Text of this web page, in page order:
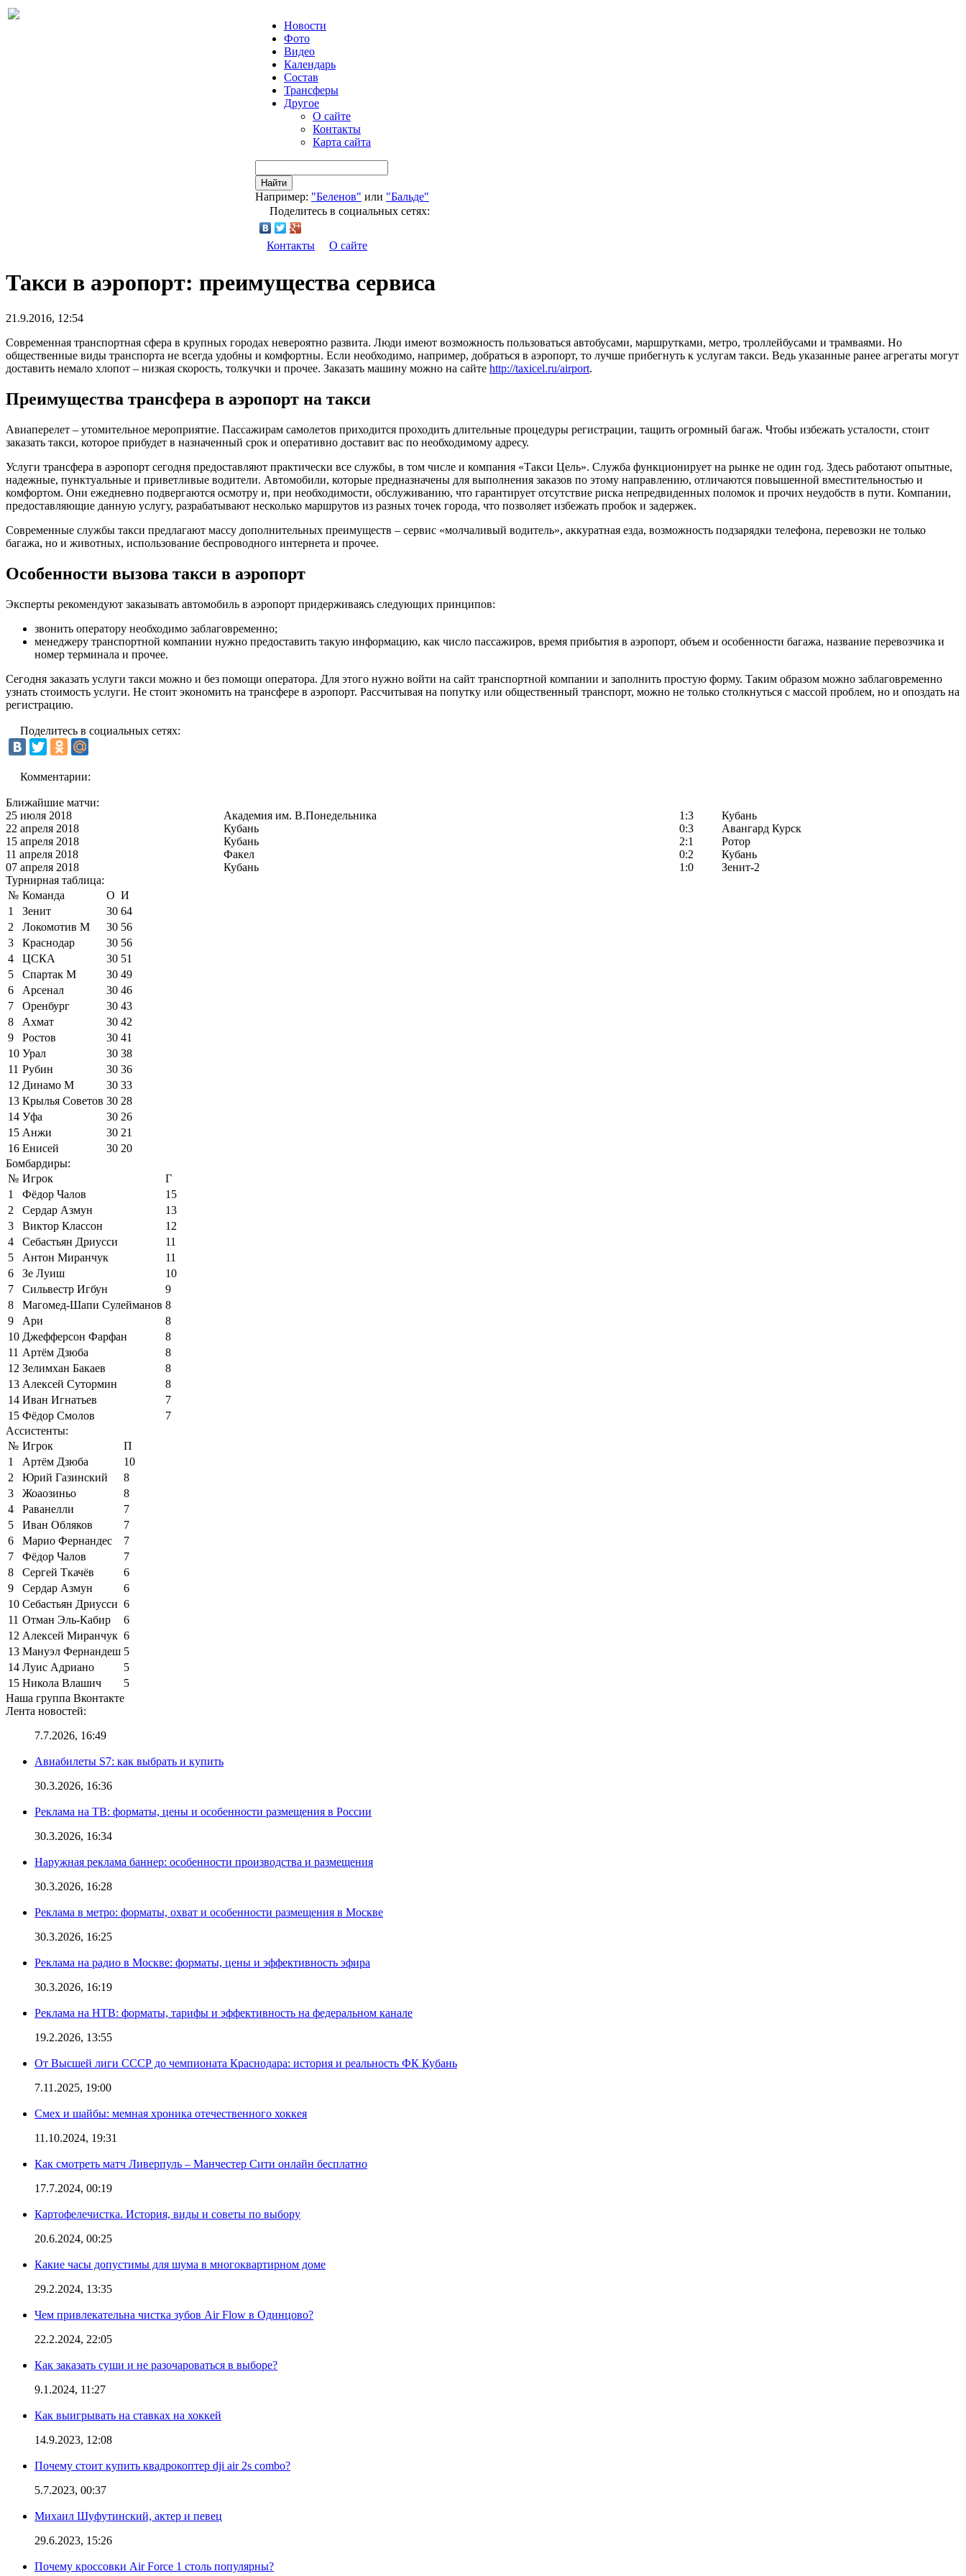
Новости
Фото
Видео
Календарь
Состав
Трансферы
Другое
О сайте
Контакты
Карта сайта
Найти
Например: "Беленов" или "Бальде"
Поделитесь в социальных сетях:
Контакты О сайте
Такси в аэропорт: преимущества сервиса
21.9.2016, 12:54
Современная транспортная сфера в крупных городах невероятно развита. Люди имеют возможность пользоваться автобусами, маршрутками, метро, троллейбусами и трамваями. Но
общественные виды транспорта не всегда удобны и комфортны. Если необходимо, например, добраться в аэропорт, то лучше прибегнуть к услугам такси. Ведь указанные ранее агрегаты могут
доставить немало хлопот – низкая скорость, толкучки и прочее. Заказать машину можно на сайте http://taxicel.ru/airport.
Преимущества трансфера в аэропорт на такси
Авиаперелет – утомительное мероприятие. Пассажирам самолетов приходится проходить длительные процедуры регистрации, тащить огромный багаж. Чтобы избежать усталости, стоит
заказать такси, которое прибудет в назначенный срок и оперативно доставит вас по необходимому адресу.
Услуги трансфера в аэропорт сегодня предоставляют практически все службы, в том числе и компания «Такси Цель». Служба функционирует на рынке не один год. Здесь работают опытные,
надежные, пунктуальные и приветливые водители. Автомобили, которые предназначены для выполнения заказов по этому направлению, отличаются повышенной вместительностью и
комфортом. Они ежедневно подвергаются осмотру и, при необходимости, обслуживанию, что гарантирует отсутствие риска непредвиденных поломок и прочих неудобств в пути. Компании,
предоставляющие данную услугу, разрабатывают несколько маршрутов из разных точек города, что позволяет избежать пробок и задержек.
Современные службы такси предлагают массу дополнительных преимуществ – сервис «молчаливый водитель», аккуратная езда, возможность подзарядки телефона, перевозки не только
багажа, но и животных, использование беспроводного интернета и прочее.
Особенности вызова такси в аэропорт
Эксперты рекомендуют заказывать автомобиль в аэропорт придерживаясь следующих принципов:
звонить оператору необходимо заблаговременно;
менеджеру транспортной компании нужно предоставить такую информацию, как число пассажиров, время прибытия в аэропорт, объем и особенности багажа, название перевозчика и
номер терминала и прочее.
Сегодня заказать услуги такси можно и без помощи оператора. Для этого нужно войти на сайт транспортной компании и заполнить простую форму. Таким образом можно заблаговременно
узнать стоимость услуги. Не стоит экономить на трансфере в аэропорт. Рассчитывая на попутку или общественный транспорт, можно не только столкнуться с массой проблем, но и опоздать на
регистрацию.
Поделитесь в социальных сетях:
Комментарии:
Ближайшие матчи:
25 июля 2018
Академия им. В.Понедельника 1:3
Кубань
22 апреля 2018
Кубань 0:3
Авангард Курск
15 апреля 2018
Кубань 2:1
Ротор
11 апреля 2018
Факел 0:2
Кубань
07 апреля 2018
Кубань 1:0
Зенит-2
Турнирная таблица:
№ Команда О И
1
Зенит 30 64
2
Локомотив М 30 56
3
Краснодар 30 56
4
ЦСКА 30 51
5
Спартак М 30 49
6
Арсенал 30 46
7
Оренбург 30 43
8
Ахмат 30 42
9
Ростов 30 41
10 Урал 30 38
11 Рубин 30 36
12 Динамо М 30 33
13 Крылья Советов 30 28
14 Уфа 30 26
15 Анжи 30 21
16 Енисей 30 20
Бомбардиры:
№ Игрок
Г
1
Фёдор Чалов
15
2
Сердар Азмун
13
3
Виктор Классон
12
4
Себастьян Дриусси
11
5
Антон Миранчук
11
6
Зе Луиш
10
7
Сильвестр Игбун
9
8
Магомед-Шапи Сулейманов 8
9
Ари
8
10 Джефферсон Фарфан
8
11 Артём Дзюба
8
12 Зелимхан Бакаев
8
13 Алексей Сутормин
8
14 Иван Игнатьев
7
15 Фёдор Смолов
7
Ассистенты:
№ Игрок
П
1
Артём Дзюба
10
2
Юрий Газинский
8
3
Жоаозиньо
8
4
Раванелли
7
5
Иван Обляков
7
6
Марио Фернандес
7
7
Фёдор Чалов
7
8
Сергей Ткачёв
6
9
Сердар Азмун
6
10 Себастьян Дриусси 6
11 Отман Эль-Кабир
6
12 Алексей Миранчук 6
13 Мануэл Фернандеш 5
14 Луис Адриано
5
15 Никола Влашич
5
Наша группа Вконтакте
Лента новостей:
7.7.2026, 16:49
Авиабилеты S7: как выбрать и купить
30.3.2026, 16:36
Реклама на ТВ: форматы, цены и особенности размещения в России
30.3.2026, 16:34
Наружная реклама баннер: особенности производства и размещения
30.3.2026, 16:28
Реклама в метро: форматы, охват и особенности размещения в Москве
30.3.2026, 16:25
Реклама на радио в Москве: форматы, цены и эффективность эфира
30.3.2026, 16:19
Реклама на НТВ: форматы, тарифы и эффективность на федеральном канале
19.2.2026, 13:55
От Высшей лиги СССР до чемпионата Краснодара: история и реальность ФК Кубань
7.11.2025, 19:00
Смех и шайбы: мемная хроника отечественного хоккея
11.10.2024, 19:31
Как смотреть матч Ливерпуль – Манчестер Сити онлайн бесплатно
17.7.2024, 00:19
Картофелечистка. История, виды и советы по выбору
20.6.2024, 00:25
Какие часы допустимы для шума в многоквартирном доме
29.2.2024, 13:35
Чем привлекательна чистка зубов Air Flow в Одинцово?
22.2.2024, 22:05
Как заказать суши и не разочароваться в выборе?
9.1.2024, 11:27
Как выигрывать на ставках на хоккей
14.9.2023, 12:08
Почему стоит купить квадрокоптер dji air 2s combo?
5.7.2023, 00:37
Михаил Шуфутинский, актер и певец
29.6.2023, 15:26
Почему кроссовки Air Force 1 столь популярны?